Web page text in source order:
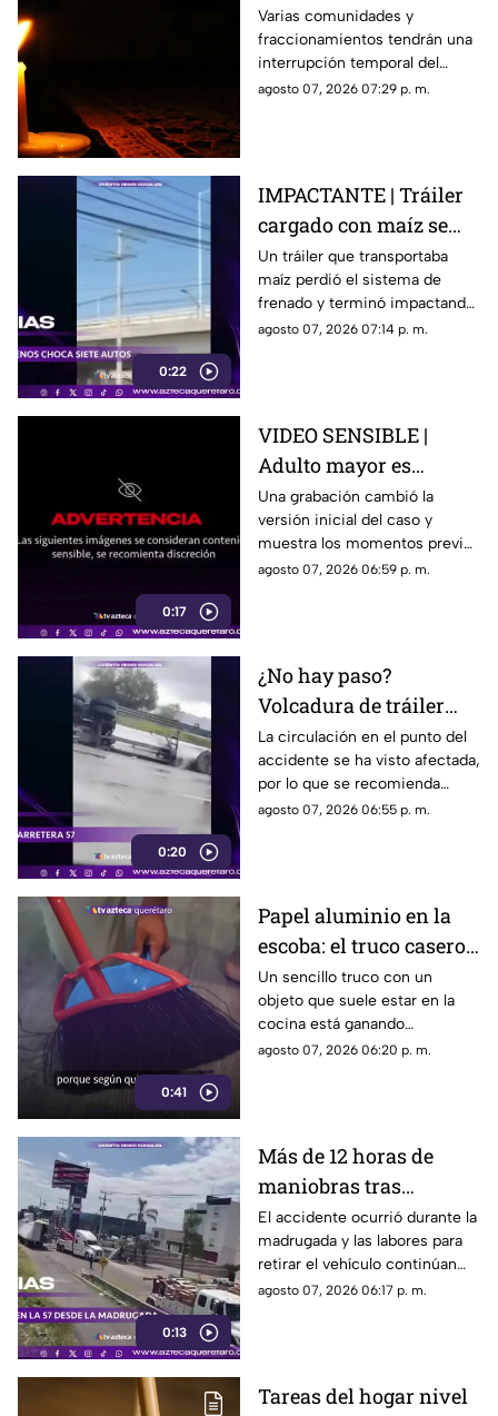
del suministro eléctrico
en Querétaro; estás
serán las zonas
afectadas
Varias comunidades y
fraccionamientos tendrán una
interrupción temporal del
servicio eléctrico durante
agosto 07, 2026 07:29 p. m.
0:22
IMPACTANTE | Tráiler
cargado con maíz se
queda sin frenos y
embiste a siete
vehículos
Un tráiler que transportaba
maíz perdió el sistema de
frenado y terminó impactando
a siete vehículos que
agosto 07, 2026 07:14 p. m.
0:17
VIDEO SENSIBLE |
Adulto mayor es
atropell4do por tráiler;
fue empujado antes de
m0rir
Una grabación cambió la
versión inicial del caso y
muestra los momentos previos
al atropellamiento ocurrido en
agosto 07, 2026 06:59 p. m.
0:20
¿No hay paso?
Volcadura de tráiler
colapsa este punto de la
carretera 57
La circulación en el punto del
accidente se ha visto afectada,
por lo que se recomienda
considerar tiempos de
agosto 07, 2026 06:55 p. m.
0:41
Papel aluminio en la
escoba: el truco casero
que se volvió viral
Un sencillo truco con un
objeto que suele estar en la
cocina está ganando
popularidad entre quienes
agosto 07, 2026 06:20 p. m.
0:13
Más de 12 horas de
maniobras tras
volcadura de unidad
pesada en la carretera
57
El accidente ocurrió durante la
madrugada y las labores para
retirar el vehículo continúan
desde hace más de 12 horas en
agosto 07, 2026 06:17 p. m.
Tareas del hogar nivel